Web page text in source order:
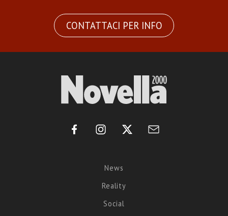
CONTATTACI PER INFO
News
Reality
Social